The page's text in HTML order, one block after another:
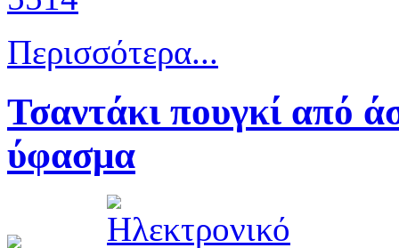
Περισσότερα...
Τσαντάκι πουγκί από
ύφασμα